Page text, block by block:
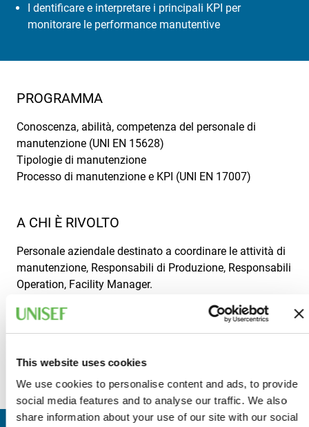
This website uses cookies
We use cookies to personalise content and ads, to provide
social media features and to analyse our traffic. We also
share information about your use of our site with our social
I dentificare e interpretare i principali KPI per
monitorare le performance manutentive
PROGRAMMA
Conoscenza, abilità, competenza del personale di
manutenzione (UNI EN 15628)
Tipologie di manutenzione
Processo di manutenzione e KPI (UNI EN 17007)
A CHI È RIVOLTO
Personale aziendale destinato a coordinare le attività di
manutenzione, Responsabili di Produzione, Responsabili
Operation, Facility Manager.
I partecipanti sono invitati a verificare in anticipo se la
propria dotazione informatica corrisponde ai requisiti
https://support.logmeininc.com/it/gotomeeting/help/